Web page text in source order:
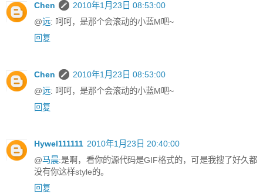
Chen
2010年1月23日 08:53:00
@远: 呵呵，是那个会滚动的小蓝M吧~
回复
Chen
2010年1月23日 08:53:00
@远: 呵呵，是那个会滚动的小蓝M吧~
回复
Hywel111111 2010年1月23日 20:40:00
@马晨:是啊，看你的源代码是GIF格式的，可是我搜了好久都
没有你这样style的。
回复